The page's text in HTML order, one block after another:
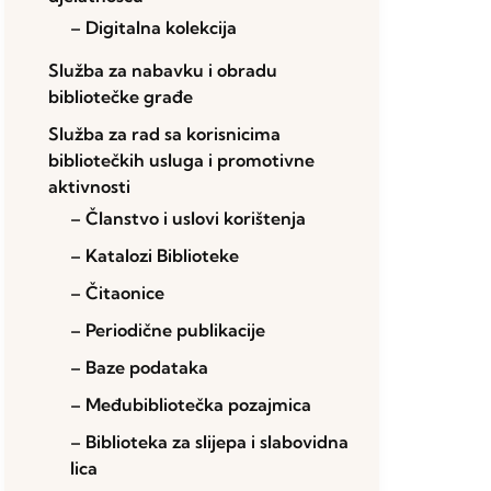
– Digitalna kolekcija
Služba za nabavku i obradu
bibliotečke građe
Služba za rad sa korisnicima
bibliotečkih usluga i promotivne
aktivnosti
– Članstvo i uslovi korištenja
– Katalozi Biblioteke
– Čitaonice
– Periodične publikacije
– Baze podataka
– Međubibliotečka pozajmica
– Biblioteka za slijepa i slabovidna
lica